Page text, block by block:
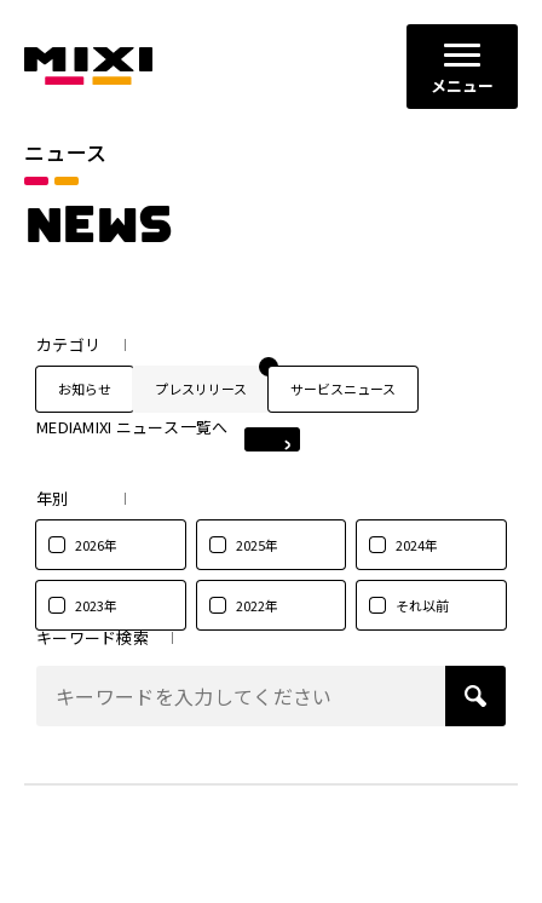
メニュー
ニュース
NEWS
カテゴリ
お知らせ プレスリリース サービスニュース
MEDIAMIXI ニュース一覧へ
年別
2026年 2025年 2024年
2023年 2022年 それ以前
キーワード検索